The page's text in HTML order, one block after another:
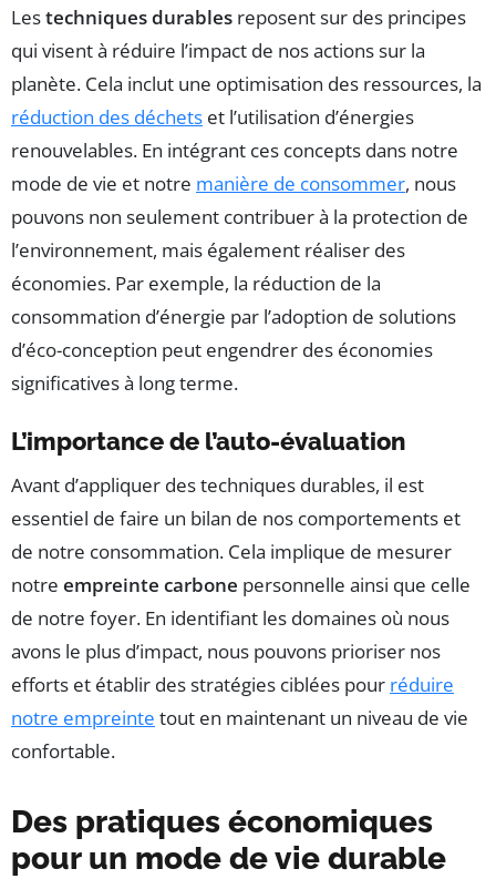
Lestechniques durables reposent sur des principes
qui visent à réduire l’impact de nos actions sur la
planète. Cela inclut une optimisation des ressources, la
réduction des déchets et l’utilisation d’énergies
renouvelables. En intégrant ces concepts dans notre
mode de vie et notre manière de consommer, nous
pouvons non seulement contribuer à la protection de
l’environnement, mais également réaliser des
économies. Par exemple, la réduction de la
consommation d’énergie par l’adoption de solutions
d’éco-conception peut engendrer des économies
significatives à long terme.
L’importance de l’auto-évaluation
Avant d’appliquer des techniques durables, il est
essentiel de faire un bilan de nos comportements et
de notre consommation. Cela implique de mesurer
notre empreinte carbone personnelle ainsi que celle
de notre foyer. En identifiant les domaines où nous
avons le plus d’impact, nous pouvons prioriser nos
efforts et établir des stratégies ciblées pour réduire
notre empreinte tout en maintenant un niveau de vie
confortable.
Des pratiques économiques
pour un mode de vie durable